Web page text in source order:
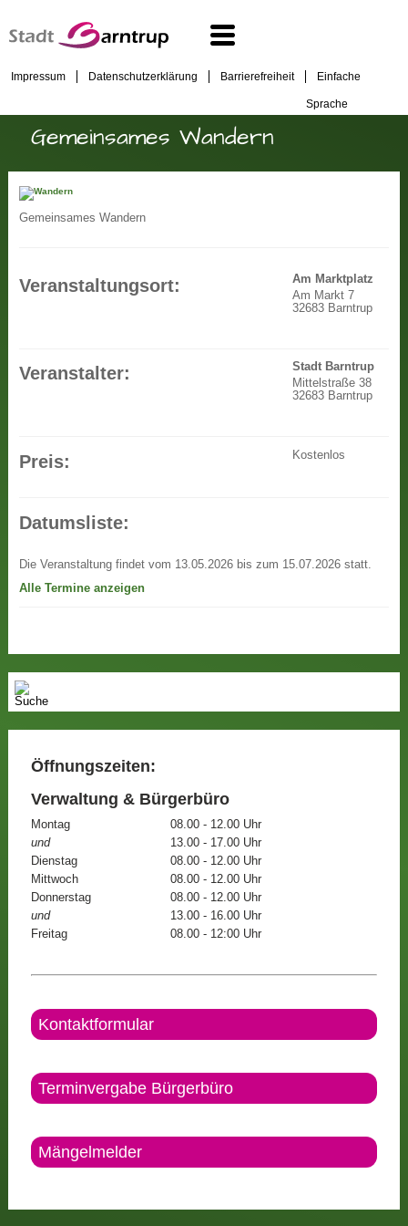
Impressum Datenschutzerklärung Barrierefreiheit Einfache
Sprache
Gemeinsames Wandern
Gemeinsames Wandern
Veranstaltungsort:
Am Marktplatz
Am Markt 7
32683 Barntrup
Veranstalter:
Stadt Barntrup
Mittelstraße 38
32683 Barntrup
Preis: Kostenlos
Datumsliste:
Die Veranstaltung findet vom 13.05.2026 bis zum 15.07.2026 statt.
Alle Termine anzeigen
Öffnungszeiten:
Verwaltung & Bürgerbüro
Montag
08.00 - 12.00 Uhr
und
13.00 - 17.00 Uhr
Dienstag
08.00 - 12.00 Uhr
Mittwoch
08.00 - 12.00 Uhr
Donnerstag
08.00 - 12.00 Uhr
und
13.00 - 16.00 Uhr
Freitag
08.00 - 12:00 Uhr
Kontaktformular
Terminvergabe Bürgerbüro
Mängelmelder